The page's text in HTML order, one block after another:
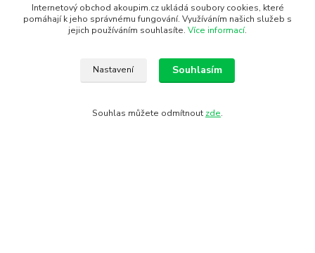
Zákaznická podpora Akoupim.cz
+420 776 77 44 11
info@akoupim.cz
Internetový obchod akoupim.cz ukládá soubory cookies, které
pomáhají k jeho správnému fungování. Využíváním našich služeb s
jejich používáním souhlasíte. Více informací.
Nastavení Souhlasím
Souhlas můžete odmítnout zde.